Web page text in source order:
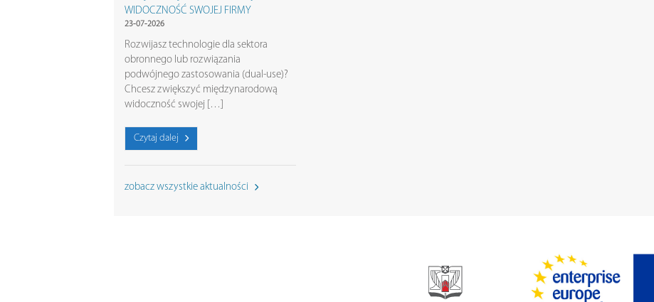
WIDOCZNOŚĆ SWOJEJ FIRMY
23-07-2026
Rozwijasz technologie dla sektora
obronnego lub rozwiązania
podwójnego zastosowania (dual-use)?
Chcesz zwiększyć międzynarodową
widoczność swojej […]
Czytaj dalej
zobacz wszystkie aktualności